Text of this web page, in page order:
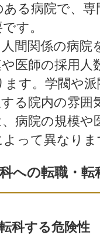
る病院で、
す。
間関係の病
医師の採用人
す。学閥や
る院内の雰
病院の規模や
って異なりま
への転職・
科する危険性